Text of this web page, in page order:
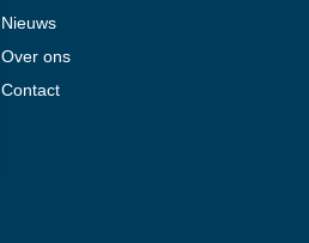
Nieuws
Over ons
Contact